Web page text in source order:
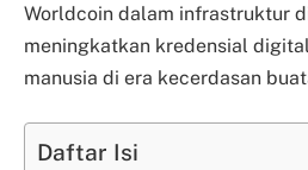
Worldcoin dalam infrastruktur
meningkatkan kredensial
manusia di era kecerdasan
Daftar Isi